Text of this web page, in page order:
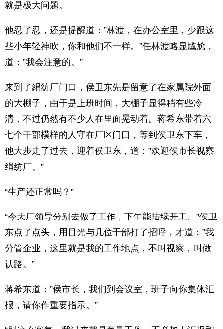
就是极大问题。
他忍了忍，还是提醒道：”林渡，在办公室里，少跟这
些小年轻神吹，你和他们不一样。”任林渡略显尴尬，
道：”我会注意的。”
来到了絹纺厂门口，侯卫东先是留意了在家属院外面
的大棚子，由于是上班时间，大棚子显得稍有些冷
清，不过仍然有不少人在里面晃动着。蒋希东带着六
七个干部模样的人守在厂区门口，等到侯卫东下车，
他大步走了过去，迎着侯卫东，道：”欢迎侯市长视察
绢纺厂。”
“生产还正常吗？”
“今天厂领导分别去做了工作，下午能陆续开工。”侯卫
东点了点头，用目光与几位干部打了招呼，才道：”我
分管企业，这里就是我的工作地点，不叫视察，叫做
认路。”
蒋希东道：”侯市长，我们到会议室，班子向你集体汇
报，请你作重要指示。”